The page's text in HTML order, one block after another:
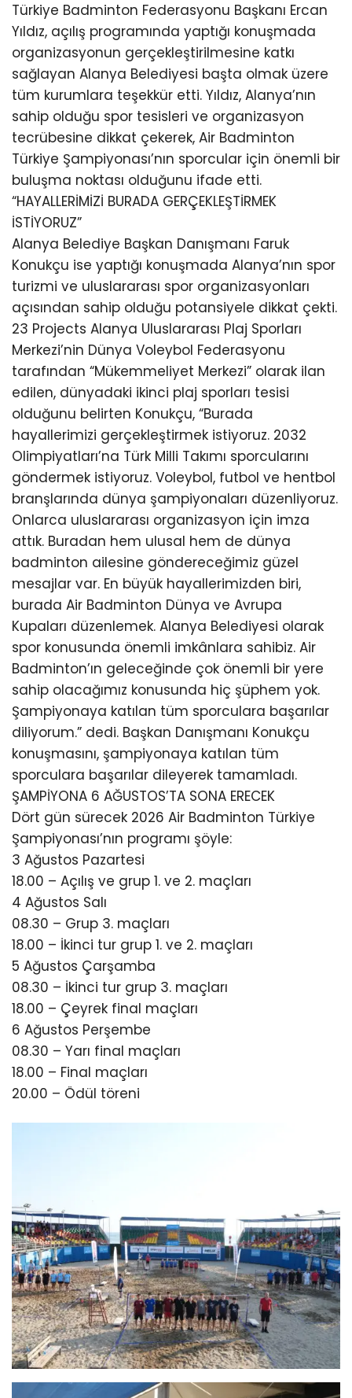
Türkiye Badminton Federasyonu Başkanı Ercan
Yıldız, açılış programında yaptığı konuşmada
organizasyonun gerçekleştirilmesine katkı
sağlayan Alanya Belediyesi başta olmak üzere
tüm kurumlara teşekkür etti. Yıldız, Alanya’nın
sahip olduğu spor tesisleri ve organizasyon
tecrübesine dikkat çekerek, Air Badminton
Türkiye Şampiyonası’nın sporcular için önemli bir
buluşma noktası olduğunu ifade etti.
“HAYALLERİMİZİ BURADA GERÇEKLEŞTİRMEK
İSTİYORUZ”
Alanya Belediye Başkan Danışmanı Faruk
Konukçu ise yaptığı konuşmada Alanya’nın spor
turizmi ve uluslararası spor organizasyonları
açısından sahip olduğu potansiyele dikkat çekti.
23 Projects Alanya Uluslararası Plaj Sporları
Merkezi’nin Dünya Voleybol Federasyonu
tarafından “Mükemmeliyet Merkezi” olarak ilan
edilen, dünyadaki ikinci plaj sporları tesisi
olduğunu belirten Konukçu, “Burada
hayallerimizi gerçekleştirmek istiyoruz. 2032
Olimpiyatları’na Türk Milli Takımı sporcularını
göndermek istiyoruz. Voleybol, futbol ve hentbol
branşlarında dünya şampiyonaları düzenliyoruz.
Onlarca uluslararası organizasyon için imza
attık. Buradan hem ulusal hem de dünya
badminton ailesine göndereceğimiz güzel
mesajlar var. En büyük hayallerimizden biri,
burada Air Badminton Dünya ve Avrupa
Kupaları düzenlemek. Alanya Belediyesi olarak
spor konusunda önemli imkânlara sahibiz. Air
Badminton’ın geleceğinde çok önemli bir yere
sahip olacağımız konusunda hiç şüphem yok.
Şampiyonaya katılan tüm sporculara başarılar
diliyorum.” dedi. Başkan Danışmanı Konukçu
konuşmasını, şampiyonaya katılan tüm
sporculara başarılar dileyerek tamamladı.
ŞAMPİYONA 6 AĞUSTOS’TA SONA ERECEK
Dört gün sürecek 2026 Air Badminton Türkiye
Şampiyonası’nın programı şöyle:
3 Ağustos Pazartesi
18.00 – Açılış ve grup 1. ve 2. maçları
4 Ağustos Salı
08.30 – Grup 3. maçları
18.00 – İkinci tur grup 1. ve 2. maçları
5 Ağustos Çarşamba
08.30 – İkinci tur grup 3. maçları
18.00 – Çeyrek final maçları
6 Ağustos Perşembe
08.30 – Yarı final maçları
18.00 – Final maçları
20.00 – Ödül töreni